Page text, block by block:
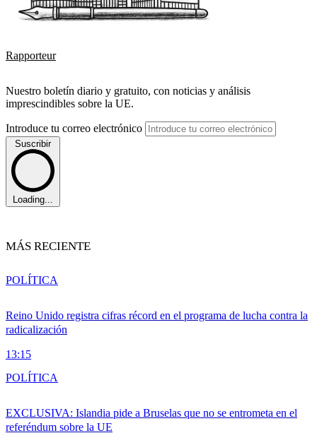
Rapporteur
Nuestro boletín diario y gratuito, con noticias y análisis
imprescindibles sobre la UE.
Introduce tu correo electrónico
Suscribir
Loading...
MÁS RECIENTE
Reino Unido registra cifras récord en el programa de lucha contra la
radicalización
13:15
POLÍTICA
EXCLUSIVA: Islandia pide a Bruselas que no se entrometa en el
referéndum sobre la UE
POLÍTICA